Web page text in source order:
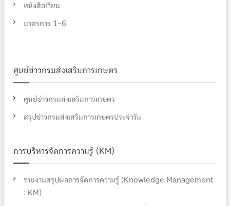
หนังสือเวียน
มาตรการ 1-6
ศูนย์ข่าวกรมส่งเสริมการเกษตร
ศูนย์ข่าวกรมส่งเสริมการเกษตร
สรุปข่าวกรมส่งเสริมการเกษตรประจำวัน
การบริหารจัดการความรู้ (KM)
รายงานสรุปผลการจัดการความรู้ (Knowledge Management
: KM)